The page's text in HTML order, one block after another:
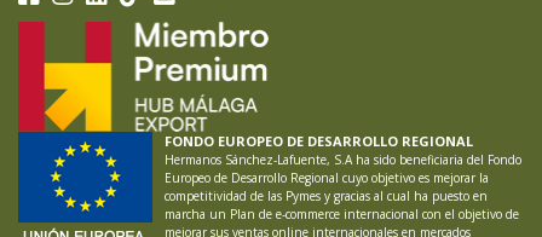
FONDO EUROPEO DE DESARROLLO REGIONAL
Hermanos Sánchez-Lafuente, S.A ha sido beneficiaria del Fondo
Europeo de Desarrollo Regional cuyo objetivo es mejorar la
competitividad de las Pymes y gracias al cual ha puesto en
marcha un Plan de e-commerce internacional con el objetivo de
mejorar sus ventas online internacionales en mercados